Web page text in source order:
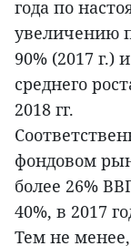
года по
увеличению
90% (2017 г.)
среднего
2018 гг.
фондовом
более 26%
40%, в 2017
Тем не